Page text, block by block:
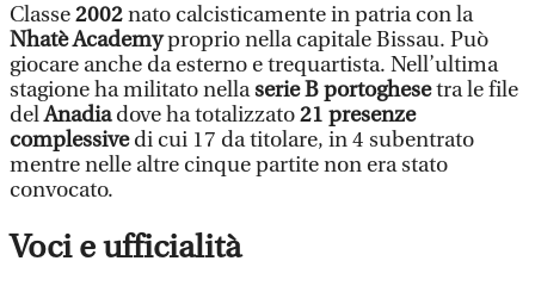
Classe2002nato calcisticamente in patria con la
Nhatè Academyproprio nella capitale Bissau. Può
giocare anche da esterno e trequartista. Nell’ultima
stagione ha militato nellaserie B portoghesetra le file
delAnadiadove ha totalizzato21 presenze
complessivedi cui 17 da titolare, in 4 subentrato
mentre nelle altre cinque partite non era stato
convocato.
Voci e ufficialità